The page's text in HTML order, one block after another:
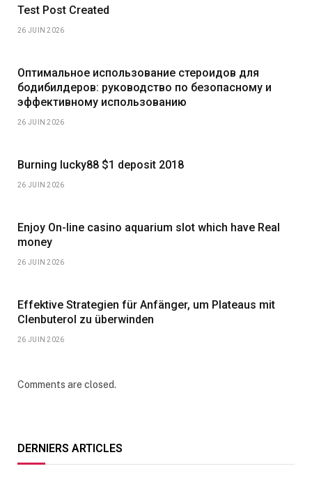
Test Post Created
26 JUIN 2026
Оптимальное использование стероидов для
бодибилдеров: руководство по безопасному и
эффективному использованию
26 JUIN 2026
Burning lucky88 $1 deposit 2018
26 JUIN 2026
Enjoy On-line casino aquarium slot which have Real
money
26 JUIN 2026
Effektive Strategien für Anfänger, um Plateaus mit
Clenbuterol zu überwinden
26 JUIN 2026
Comments are closed.
DERNIERS ARTICLES